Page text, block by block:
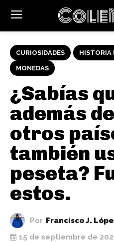
CURIOSIDADES HISTORIA
MONEDAS
¿Sabías
además
otros
también
peseta?
estos.
Por Francisco J.
15 de septiembre de